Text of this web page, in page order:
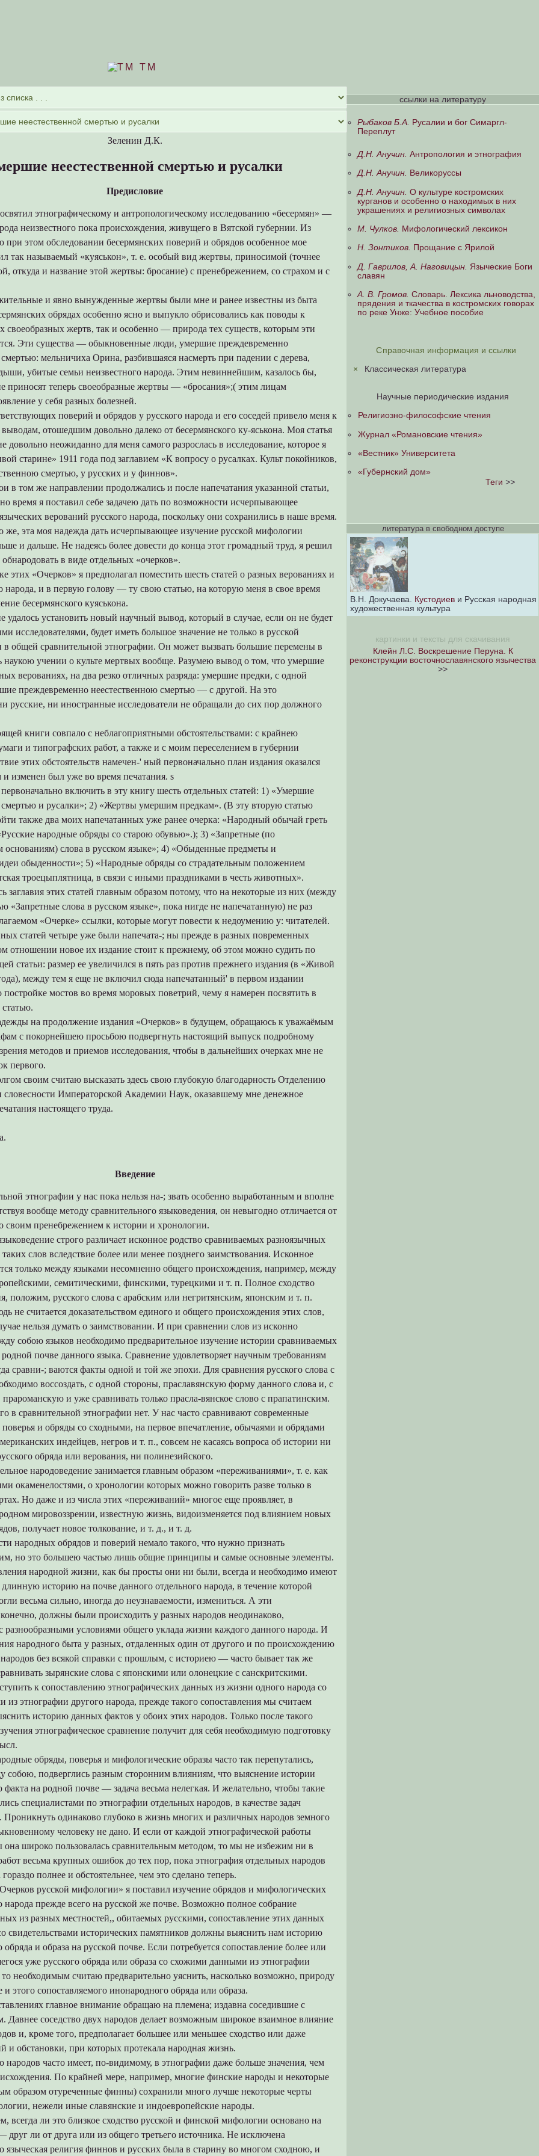
TM
Зеленин Д.К.
неестественной смертью и русалки
Предисловие
этнографическому и антропологическому исследованию «бесермян» —
неизвестного пока происхождения, живущего в Вятской губернии. Из
этом обследовании бесермянских поверий и обрядов особенное мое
так называемый «куяськон», т. е. особый вид жертвы, приносимой (точнее
откуда и название этой жертвы: бросание) с пренебрежением, со страхом и с
и явно вынужденные жертвы были мне и ранее известны из быта
обрядах особенно ясно и выпукло обрисовались как поводы к
своеобразных жертв, так и особенно — природа тех существ, которым эти
Эти существа — обыкновенные люди, умершие преждевременно
мельничиха Орина, разбившаяся насмерть при падении с дерева,
убитые семьи неизвестного народа. Этим невиннейшим, казалось бы,
приносят теперь своеобразные жертвы — «бросания»;( этим лицам
у себя разных болезней.
поверий и обрядов у русского народа и его соседей привело меня к
отошедшим довольно далеко от бесермянского ку-яськона. Моя статья
довольно неожиданно для меня самого разрослась в исследование, которое я
старине» 1911 года под заглавием «К вопросу о русалках. Культ покойников,
смертью, у русских и у финнов».
в том же направлении продолжались и после напечатания указанной статьи,
время я поставил себе задачею дать по возможности исчерпывающее
верований русского народа, поскольку они сохранились в наше время.
же, эта моя надежда дать исчерпывающее изучение русской мифологии
и дальше. Не надеясь более довести до конца этот громадный труд, я решил
в виде отдельных «очерков».
этих «Очерков» я предполагал поместить шесть статей о разных верованиях и
народа, и в первую голову — ту свою статью, на которую меня в свое время
бесермянского куяськона.
удалось установить новый научный вывод, который в случае, если он не будет
исследователями, будет иметь большое значение не только в русской
общей сравнительной этнографии. Он может вызвать большие перемены в
наукою учении о культе мертвых вообще. Разумею вывод о том, что умершие
верованиях, на два резко отличных разряда: умершие предки, с одной
преждевременно неестественною смертью — с другой. На это
русские, ни иностранные исследователи не обращали до сих пор должного
книги совпало с неблагоприятными обстоятельствами: с крайнею
и типографских работ, а также и с моим переселением в губернии
этих обстоятельств намечен-' ный первоначально план издания оказался
изменен был уже во время печатания. s
включить в эту книгу шесть отдельных статей: 1) «Умершие
смертью и русалки»; 2) «Жертвы умершим предкам». (В эту вторую статью
также два моих напечатанных уже ранее очерка: «Народный обычай греть
народные обряды со старою обувью».); 3) «Запретные (по
основаниям) слова в русском языке»; 4) «Обыденные предметы и
обыденности»; 5) «Народные обряды со страдательным положением
троецыплятница, в связи с иными праздниками в честь животных».
заглавия этих статей главным образом потому, что на некоторые из них (между
«Запретные слова в русском языке», пока нигде не напечатанную) не раз
«Очерке» ссылки, которые могут повести к недоумению у: читателей.
статей четыре уже были напечата-; ны прежде в разных повременных
отношении новое их издание стоит к прежнему, об этом можно судить по
статьи: размер ее увеличился в пять раз против прежнего издания (в «Живой
между тем я еще не включил сюда напечатанный' в первом издании
мостов во время моровых поветрий, чему я намерен посвятить в
на продолжение издания «Очерков» в будущем, обращаюсь к уважаёмым
с покорнейшею просьбою подвергнуть настоящий выпуск подробному
методов и приемов исследования, чтобы в дальнейших очерках мне не
первого.
своим считаю высказать здесь свою глубокую благодарность Отделению
словесности Императорской Академии Наук, оказавшему мне денежное
настоящего труда.
Введение
этнографии у нас пока нельзя на-; звать особенно выработанным и вполне
вообще методу сравнительного языковедения, он невыгодно отличается от
своим пренебрежением к истории и хронологии.
строго различает исконное родство сравниваемых разноязычных
таких слов вследствие более или менее позднего заимствования. Исконное
только между языками несомненно общего происхождения, например, между
семитическими, финскими, турецкими и т. п. Полное сходство
положим, русского слова с арабским или негритянским, японским и т. п.
не считается доказательством единого и общего происхождения этих слов,
нельзя думать о заимствовании. И при сравнении слов из исконно
собою языков необходимо предварительное изучение истории сравниваемых
родной почве данного языка. Сравнение удовлетворяет научным требованиям
сравни-; ваются факты одной и той же эпохи. Для сравнения русского слова с
воссоздать, с одной стороны, праславянскую форму данного слова и, с
и уже сравнивать только прасла-вянское слово с прапатинским.
в сравнительной этнографии нет. У нас часто сравнивают современные
и обряды со сходными, на первое впечатление, обычаями и обрядами
индейцев, негров и т. п., совсем не касаясь вопроса об истории ни
обряда или верования, ни полинезийского.
народоведение занимается главным образом «переживаниями», т. е. как
окаменелостями, о хронологии которых можно говорить разве только в
Но даже и из числа этих «переживаний» многое еще проявляет, в
мировоззрении, известную жизнь, видоизменяется под влиянием новых
получает новое толкование, и т. д., и т. д.
народных обрядов и поверий немало такого, что нужно признать
но это большею частью лишь общие принципы и самые основные элементы.
народной жизни, как бы просты они ни были, всегда и необходимо имеют
историю на почве данного отдельного народа, в течение которой
весьма сильно, иногда до неузнаваемости, измениться. А эти
должны были происходить у разных народов неодинаково,
разнообразными условиями общего уклада жизни каждого данного народа. И
народного быта у разных, отдаленных один от другого и по происхождению
без всякой справки с прошлым, с историею — часто бывает так же
зырянские слова с японскими или олонецкие с санскритскими.
к сопоставлению этнографических данных из жизни одного народа со
из этнографии другого народа, прежде такого сопоставления мы считаем
историю данных фактов у обоих этих народов. Только после такого
этнографическое сравнение получит для себя необходимую подготовку
обряды, поверья и мифологические образы часто так перепутались,
собою, подверглись разным сторонним влияниям, что выяснение истории
факта на родной почве — задача весьма нелегкая. И желательно, чтобы такие
специалистами по этнографии отдельных народов, в качестве задач
одинаково глубоко в жизнь многих и различных народов земного
человеку не дано. И если от каждой этнографической работы
она широко пользовалась сравнительным методом, то мы не избежим ни в
весьма крупных ошибок до тех пор, пока этнография отдельных народов
гораздо полнее и обстоятельнее, чем это сделано теперь.
русской мифологии» я поставил изучение обрядов и мифологических
народа прежде всего на русской же почве. Возможно полное собрание
из разных местностей,, обитаемых русскими, сопоставление этих данных
свидетельствами исторических памятников должны выяснить нам историю
и образа на русской почве. Если потребуется сопоставление более или
уже русского обряда или образа со схожими данными из этнографии
необходимым считаю предварительно уяснить, насколько возможно, природу
этого сопоставляемого инонародного обряда или образа.
главное внимание обращаю на племена; издавна соседившие с
Давнее соседство двух народов делает возможным широкое взаимное влияние
и, кроме того, предполагает большее или меньшее сходство или даже
и обстановки, при которых протекала народная жизнь.
народов часто имеет, по-видимому, в этнографии даже больше значения, чем
По крайней мере, например, многие финские народы и некоторые
образом отуреченные финны) сохранили много лучше некоторые черты
нежели иные славянские и индоевропейские народы.
всегда ли это близкое сходство русской и финской мифологии основано на
друг ли от друга или из общего третьего источника. Не исключена
языческая религия финнов и русских была в старину во многом сходною, и
ссылки на литературу
Рыбаков Б.А.
Русалии и бог Симаргл-
Переплут
Д.Н. Анучин. Антропология и этнография
Д.Н. Анучин. Великоруссы
Д.Н. Анучин. О культуре костромских
курганов и особенно о находимых в них
украшениях и религиозных символах
М. Чулков. Мифологический лексикон
Н. Зонтиков. Прощание с Ярилой
Д. Гаврилов, А. Наговицын. Языческие Боги
славян
А. В. Громов. Словарь. Лексика льноводства,
прядения и ткачества в костромских говорах
по реке Унже: Учебное пособие
Справочная информация и ссылки
Классическая литература
Научные периодические издания
Религиозно-философские чтения
Журнал «Романовские чтения»
«Вестник» Университета
«Губернский дом»
Теги >>
литература в свободном доступе
В.Н. Докучаева. Кустодиев и Русская народная
художественная культура
картинки и тексты для скачивания
Клейн Л.С. Воскрешение Перуна. К
реконструкции восточнославянского язычества
>>